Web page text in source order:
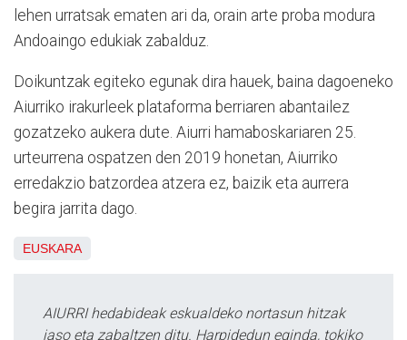
lehen urratsak ematen ari da, orain arte proba modura
Andoaingo edukiak zabalduz.
Doikuntzak egiteko egunak dira hauek, baina dagoeneko
Aiurriko irakurleek plataforma berriaren abantailez
gozatzeko aukera dute. Aiurri hamaboskariaren 25.
urteurrena ospatzen den 2019 honetan, Aiurriko
erredakzio batzordea atzera ez, baizik eta aurrera
begira jarrita dago.
EUSKARA
AIURRI hedabideak eskualdeko nortasun hitzak
jaso eta zabaltzen ditu. Harpidedun eginda, tokiko